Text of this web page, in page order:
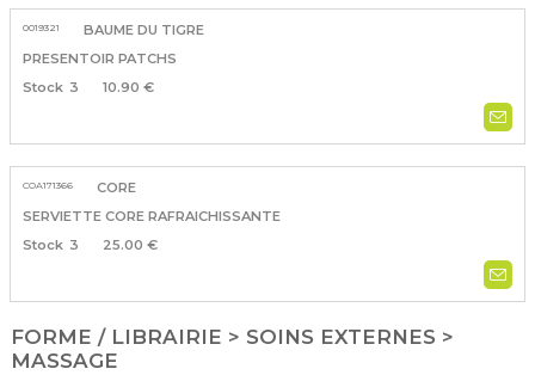
0019321
BAUME DU TIGRE
PRESENTOIR PATCHS
3
10.90 €
COA171366
CORE
SERVIETTE CORE RAFRAICHISSANTE
3
25.00 €
FORME / LIBRAIRIE > SOINS EXTERNES >
MASSAGE